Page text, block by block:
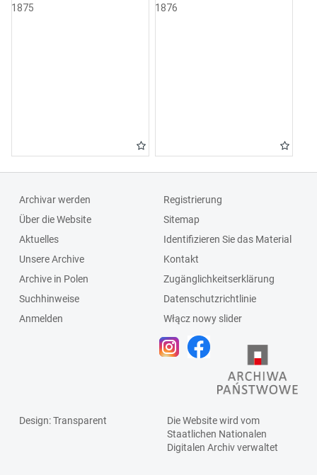
1875 1876
Archivar werden
Über die Website
Aktuelles
Unsere Archive
Archive in Polen
Suchhinweise
Anmelden
Registrierung
Sitemap
Identifizieren Sie das Material
Kontakt
Zugänglichkeitserklärung
Datenschutzrichtlinie
Włącz nowy slider
Design: Transparent
Die Website wird vom
Staatlichen Nationalen
Digitalen Archivverwaltet